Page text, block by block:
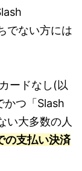
でない方には
ードなし(以
かつ「Slash
い大多数の人
の支払い決済